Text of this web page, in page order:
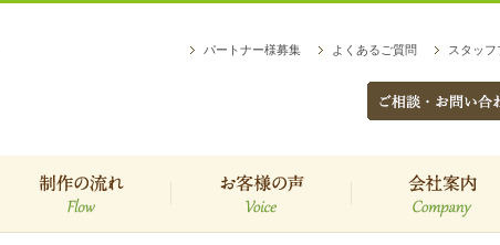
パートナー様募集 よくあるご質問 スタッフ